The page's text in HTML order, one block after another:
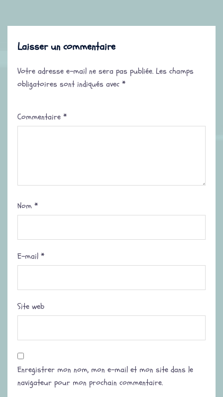
Laisser un commentaire
Votre adresse e-mail ne sera pas publiée. Les champs
obligatoires sont indiqués avec *
Commentaire *
Nom *
E-mail *
Site web
Enregistrer mon nom, mon e-mail et mon site dans le
navigateur pour mon prochain commentaire.